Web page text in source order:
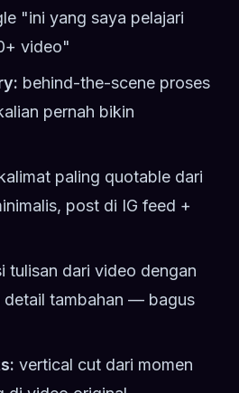
"ini yang saya pelajari
video"
behind-the-scene proses
pernah bikin
paling quotable dari
post di IG feed +
tulisan dari video dengan
detail tambahan — bagus
vertical cut dari momen